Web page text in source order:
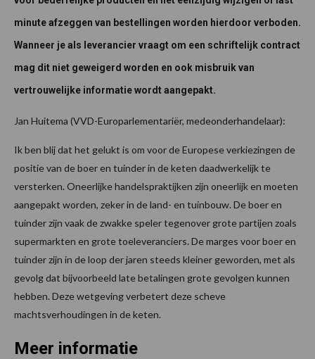
minute afzeggen van bestellingen worden hierdoor verboden.
Wanneer je als leverancier vraagt om een schriftelijk contract
mag dit niet geweigerd worden en ook misbruik van
vertrouwelijke informatie wordt aangepakt.
Jan Huitema (VVD-Europarlementariër, medeonderhandelaar):
Ik ben blij dat het gelukt is om voor de Europese verkiezingen de
positie van de boer en tuinder in de keten daadwerkelijk te
versterken. Oneerlijke handelspraktijken zijn oneerlijk en moeten
aangepakt worden, zeker in de land- en tuinbouw. De boer en
tuinder zijn vaak de zwakke speler tegenover grote partijen zoals
supermarkten en grote toeleveranciers. De marges voor boer en
tuinder zijn in de loop der jaren steeds kleiner geworden, met als
gevolg dat bijvoorbeeld late betalingen grote gevolgen kunnen
hebben. Deze wetgeving verbetert deze scheve
machtsverhoudingen in de keten.
Meer informatie